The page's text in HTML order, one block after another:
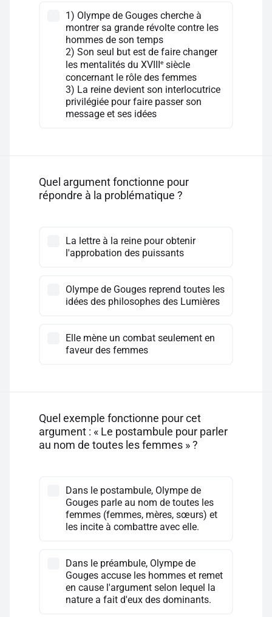
1) Olympe de Gouges cherche à
montrer sa grande révolte contre les
hommes de son temps
2) Son seul but est de faire changer
les mentalités du XVIII
e siècle
concernant le rôle des femmes
3) La reine devient son interlocutrice
privilégiée pour faire passer son
message et ses idées
Quel argument fonctionne pour
répondre à la problématique ?
La lettre à la reine pour obtenir
l'approbation des puissants
Olympe de Gouges reprend toutes les
idées des philosophes des Lumières
Elle mène un combat seulement en
faveur des femmes
Quel exemple fonctionne pour cet
argument : « Le postambule pour parler
au nom de toutes les femmes » ?
Dans le postambule, Olympe de
Gouges parle au nom de toutes les
femmes (femmes, mères, sœurs) et
les incite à combattre avec elle.
Dans le préambule, Olympe de
Gouges accuse les hommes et remet
en cause l'argument selon lequel la
nature a fait d'eux des dominants.